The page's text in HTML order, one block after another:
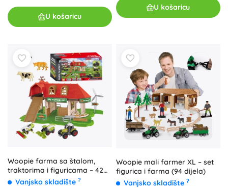
U košaricu
U košaricu
Woopie farma sa štalom,
traktorima i figuricama – 42
dijela
Vanjsko skladište ?
Woopie mali farmer XL – set
figurica i farma (94 dijela)
Vanjsko skladište ?